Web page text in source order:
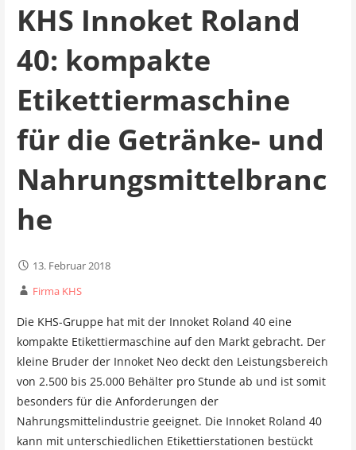
KHS Innoket Roland
40: kompakte
Etikettiermaschine
für die Getränke- und
Nahrungsmittelbranc
he
13. Februar 2018
Firma KHS
Die KHS-Gruppe hat mit der Innoket Roland 40 eine
kompakte Etikettiermaschine auf den Markt gebracht. Der
kleine Bruder der Innoket Neo deckt den Leistungsbereich
von 2.500 bis 25.000 Behälter pro Stunde ab und ist somit
besonders für die Anforderungen der
Nahrungsmittelindustrie geeignet. Die Innoket Roland 40
kann mit unterschiedlichen Etikettierstationen bestückt